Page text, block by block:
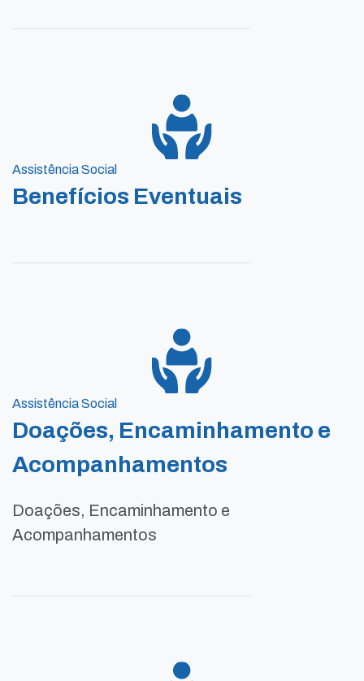
Assistência Social
Benefícios Eventuais
Assistência Social
Doações, Encaminhamento e
Acompanhamentos
Doações, Encaminhamento e
Acompanhamentos